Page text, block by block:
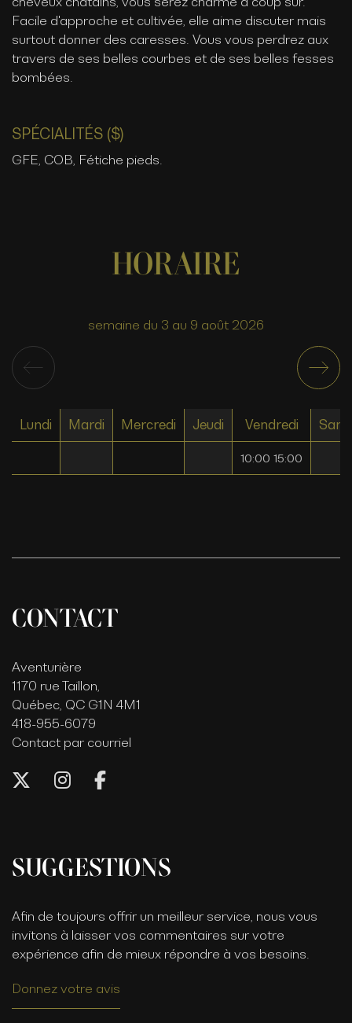
Facile d'approche et cultivée, elle aime discuter mais
surtout donner des caresses. Vous vous perdrez aux
travers de ses belles courbes et de ses belles fesses
bombées.
SPÉCIALITÉS ($)
GFE, COB, Fétiche pieds.
HORAIRE
semaine du 3 au 9 août 2026
Lundi Mardi Mercredi Jeudi Vendredi
10:00 15:00
CONTACT
Aventurière
1170 rue Taillon,
Québec, QC G1N 4M1
418-955-6079
Contact par courriel
SUGGESTIONS
Afin de toujours offrir un meilleur service, nous vous
invitons à laisser vos commentaires sur votre
expérience afin de mieux répondre à vos besoins.
Donnez votre avis